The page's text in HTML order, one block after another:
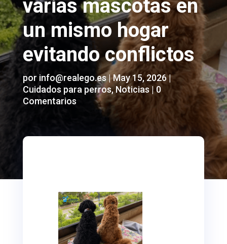
varias mascotas en
un mismo hogar
evitando conflictos
por info@realego.es|May 15, 2026|
Cuidados para perros,Noticias|0
Comentarios